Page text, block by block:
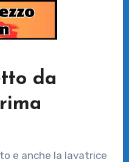
da
e anche la lavatrice